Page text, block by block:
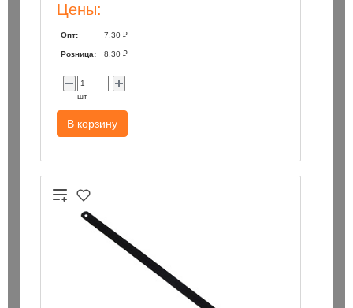
Цены:
Опт: 7.30 ₽
Розница: 8.30 ₽
шт
В корзину